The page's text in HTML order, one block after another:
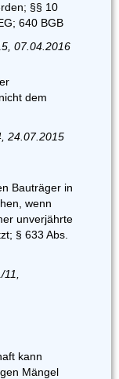
§§ 10
640 BGB
07.04.2016
dem
24.07.2015
Bauträger in
wenn
unverjährte
§ 633 Abs.
kann
Mängel